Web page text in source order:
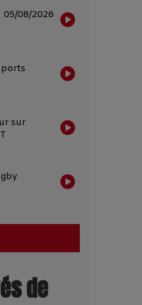
Ma Météo du 05/08/2026
sur
de